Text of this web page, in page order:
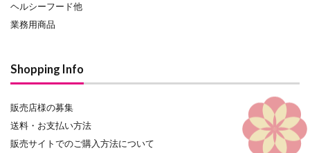
ヘルシーフード他
業務用商品
Shopping Info
販売店様の募集
送料・お支払い方法
販売サイトでのご購入方法について